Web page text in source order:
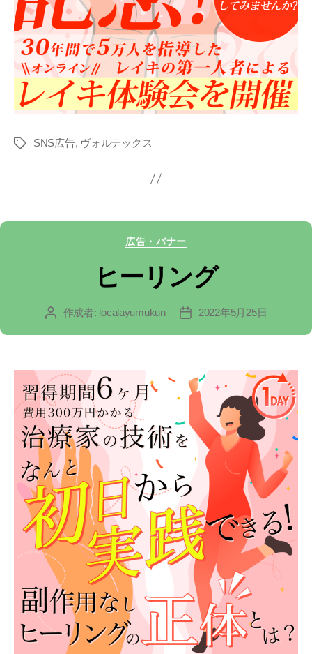
タ
SNS広告, ヴォルテックス
カ
テ
ゴ
リ
広告・バナー
ヒーリング
投 作成者: localayumukun
投
2022年5月25日